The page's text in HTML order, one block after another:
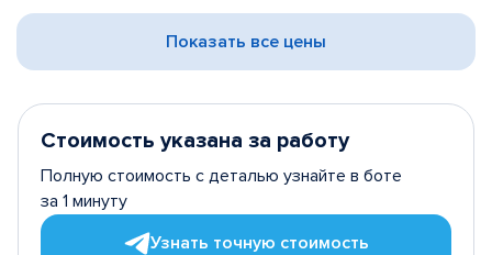
Показать все цены
Стоимость указана за работу
Полную стоимость с деталью узнайте в боте
за 1 минуту
Узнать точную стоимость